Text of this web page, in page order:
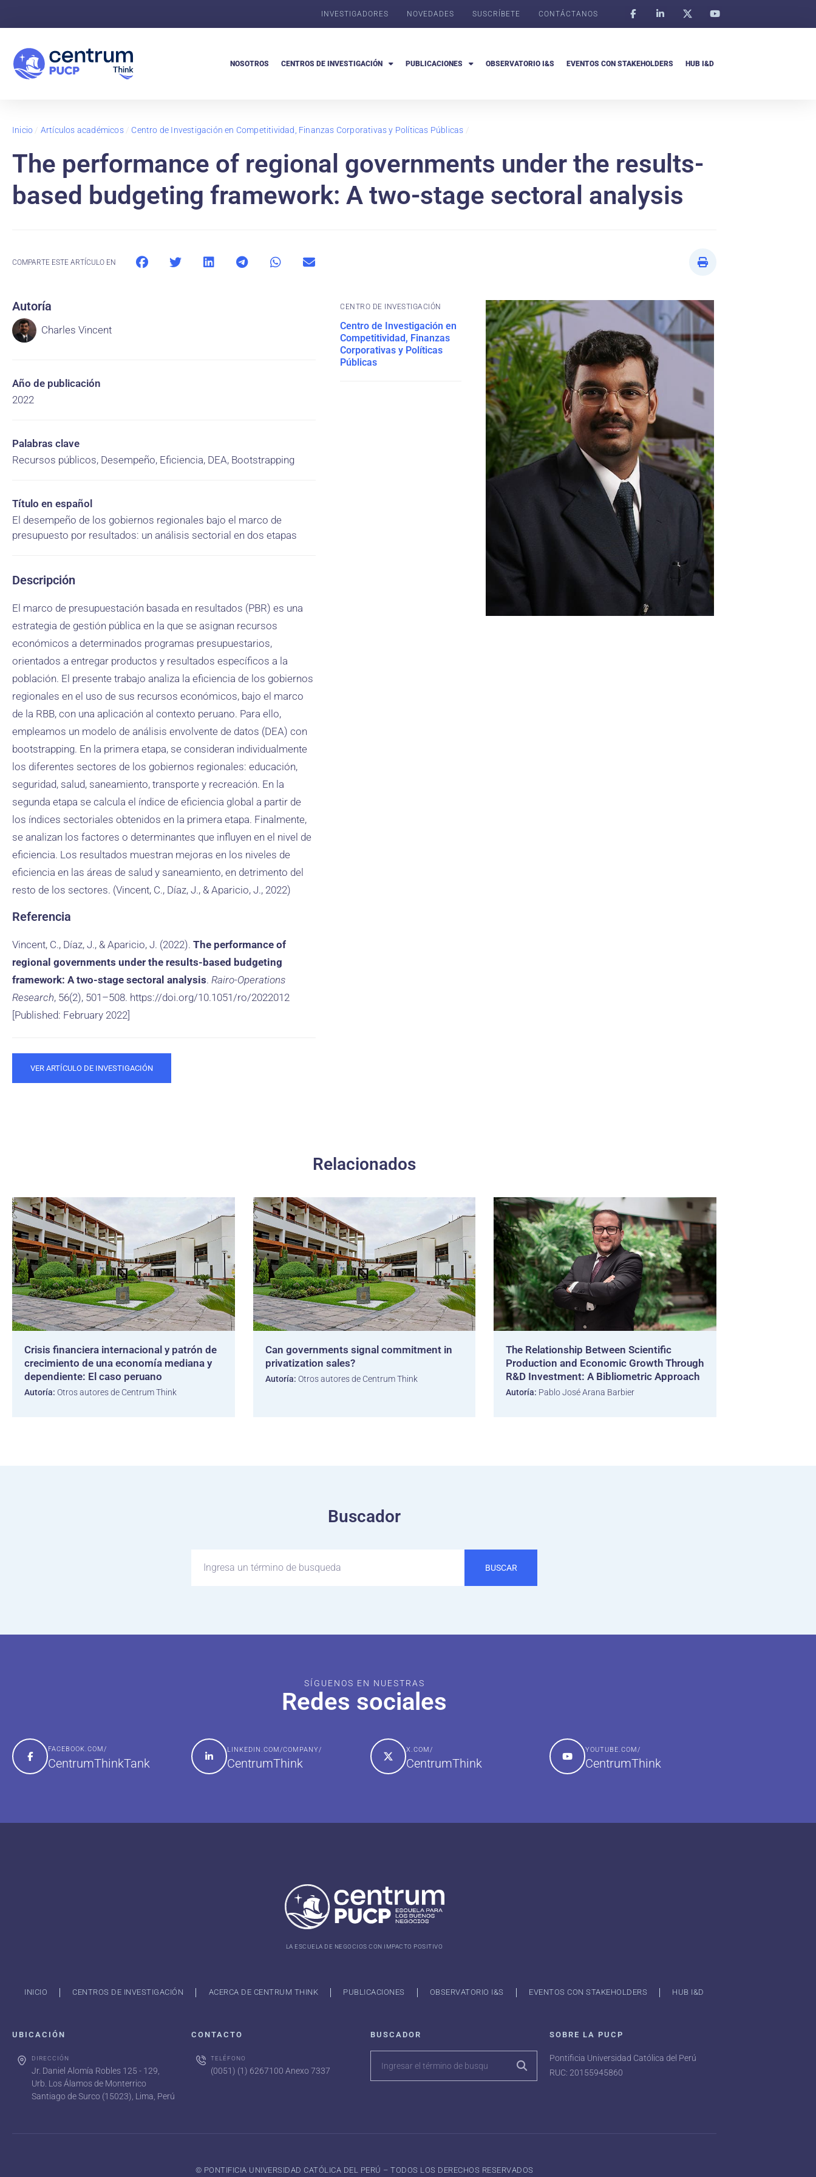
INVESTIGADORES NOVEDADES SUSCRÍBETE CONTÁCTANOS
NOSOTROS CENTROS DE INVESTIGACIÓN PUBLICACIONES OBSERVATORIO I&S EVENTOS CON STAKEHOLDERS HUB I&D
Inicio / Artículos académicos/ Centro de Investigación en Competitividad, Finanzas Corporativas y Políticas Públicas /
The performance of regional governments under the results-
based budgeting framework: A two-stage sectoral analysis
COMPARTE ESTE ARTÍCULO EN
Autoría
Charles Vincent
Año de publicación
2022
Palabras clave
Recursos públicos, Desempeño, Eficiencia, DEA, Bootstrapping
Título en español
El desempeño de los gobiernos regionales bajo el marco de
presupuesto por resultados: un análisis sectorial en dos etapas
Descripción
El marco de presupuestación basada en resultados (PBR) es una
estrategia de gestión pública en la que se asignan recursos
económicos a determinados programas presupuestarios,
orientados a entregar productos y resultados específicos a la
población. El presente trabajo analiza la eficiencia de los gobiernos
regionales en el uso de sus recursos económicos, bajo el marco
de la RBB, con una aplicación al contexto peruano. Para ello,
empleamos un modelo de análisis envolvente de datos (DEA) con
bootstrapping. En la primera etapa, se consideran individualmente
los diferentes sectores de los gobiernos regionales: educación,
seguridad, salud, saneamiento, transporte y recreación. En la
segunda etapa se calcula el índice de eficiencia global a partir de
los índices sectoriales obtenidos en la primera etapa. Finalmente,
se analizan los factores o determinantes que influyen en el nivel de
eficiencia. Los resultados muestran mejoras en los niveles de
eficiencia en las áreas de salud y saneamiento, en detrimento del
resto de los sectores. (Vincent, C., Díaz, J., & Aparicio, J., 2022)
Referencia
Vincent, C., Díaz, J., & Aparicio, J. (2022). The performance of
regional governments under the results-based budgeting
framework: A two-stage sectoral analysis. Rairo-Operations
Research, 56(2), 501–508. https://doi.org/10.1051/ro/2022012
[Published: February 2022]
VER ARTÍCULO DE INVESTIGACIÓN
CENTRO DE INVESTIGACIÓN
Centro de Investigación en
Competitividad, Finanzas
Corporativas y Políticas
Públicas
Relacionados
Crisis financiera internacional y patrón de
crecimiento de una economía mediana y
dependiente: El caso peruano
Autoría: Otros autores de Centrum Think
Can governments signal commitment in
privatization sales?
Autoría: Otros autores de Centrum Think
The Relationship Between Scientific
Production and Economic Growth Through
R&D Investment: A Bibliometric Approach
Autoría: Pablo José Arana Barbier
Buscador
BUSCAR
SÍGUENOS EN NUESTRAS
Redes sociales
FACEBOOK.COM/
CentrumThinkTank
LINKEDIN.COM/COMPANY/
CentrumThink
X.COM/
CentrumThink
YOUTUBE.COM/
CentrumThink
LA ESCUELA DE NEGOCIOS CON IMPACTO POSITIVO
INICIO CENTROS DE INVESTIGACIÓN ACERCA DE CENTRUM THINK PUBLICACIONES OBSERVATORIO I&S EVENTOS CON STAKEHOLDERS HUB I&D
UBICACIÓN
DIRECCIÓN
Jr. Daniel Alomía Robles 125 - 129,
Urb. Los Álamos de Monterrico
Santiago de Surco (15023), Lima, Perú
CONTACTO
TELÉFONO
(0051) (1) 6267100 Anexo 7337
BUSCADOR SOBRE LA PUCP
Pontificia Universidad Católica del Perú
RUC: 20155945860
©️ PONTIFICIA UNIVERSIDAD CATÓLICA DEL PERÚ – TODOS LOS DERECHOS RESERVADOS